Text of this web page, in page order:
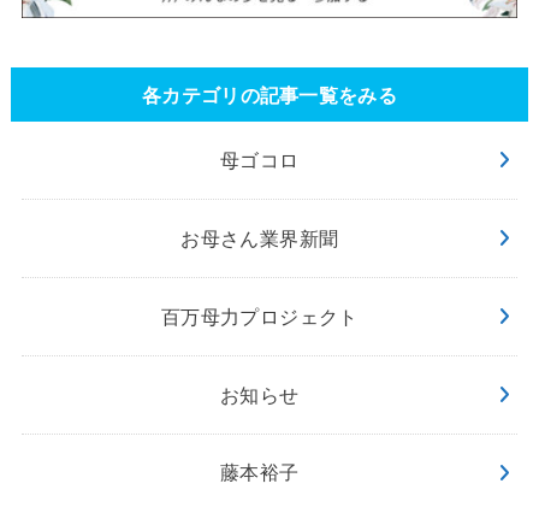
各カテゴリの記事一覧をみる
母ゴコロ
お母さん業界新聞
百万母力プロジェクト
お知らせ
藤本裕子